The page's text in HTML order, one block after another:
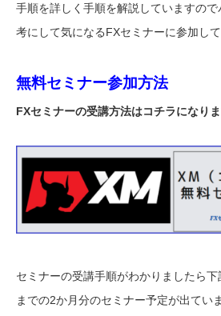
手順を詳しく手順を解説していますの
考にして気になるFXセミナーに参加して
無料セミナー参加方法
FXセミナーの受講方法はコチラになりま
セミナーの受講手順がわかりましたら
までの2か月分のセミナー予定が出てい